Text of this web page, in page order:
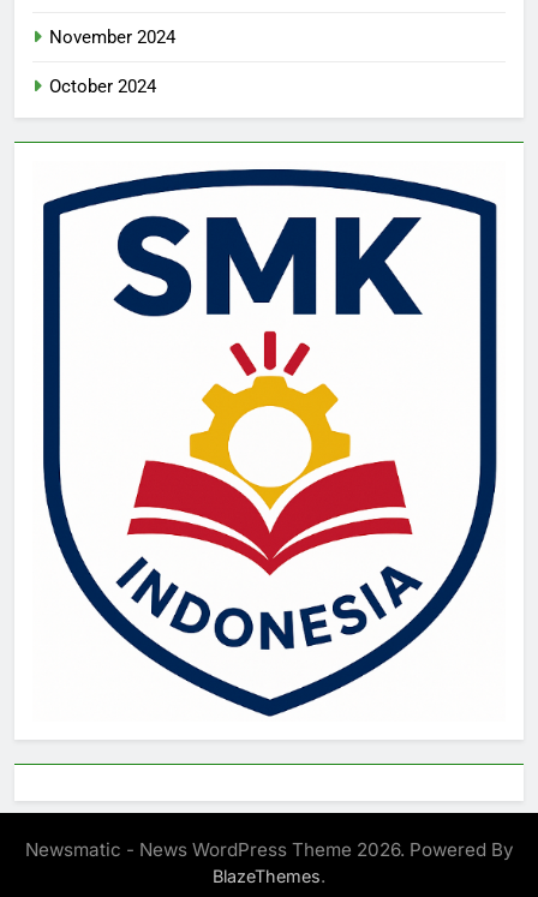
November 2024
October 2024
Newsmatic - News WordPress Theme 2026. Powered By
BlazeThemes.